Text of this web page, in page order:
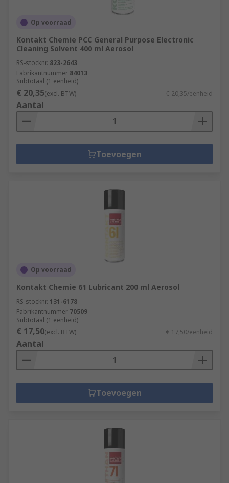
Op voorraad
Kontakt Chemie PCC General Purpose Electronic
Cleaning Solvent 400 ml Aerosol
RS-stocknr. 823-2643
Fabrikantnummer 84013
Subtotaal (1 eenheid)
€ 20,35(excl. BTW) € 20,35/eenheid
Aantal
Toevoegen
Op voorraad
Kontakt Chemie 61 Lubricant 200 ml Aerosol
RS-stocknr. 131-6178
Fabrikantnummer 70509
Subtotaal (1 eenheid)
€ 17,50(excl. BTW) € 17,50/eenheid
Aantal
Toevoegen